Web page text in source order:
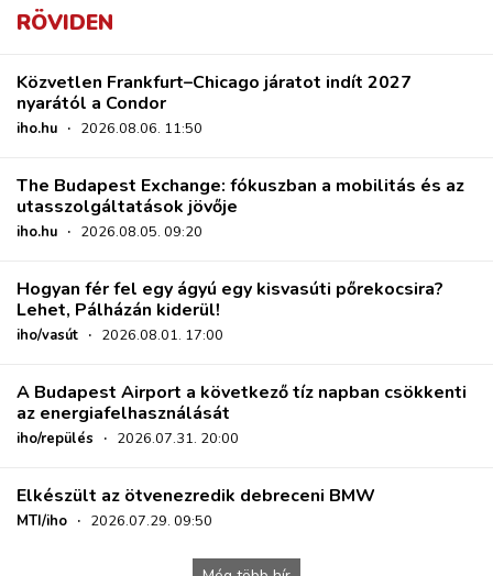
RÖVIDEN
Közvetlen Frankfurt–Chicago járatot indít 2027
nyarától a Condor
iho.hu · 2026.08.06. 11:50
The Budapest Exchange: fókuszban a mobilitás és az
utasszolgáltatások jövője
iho.hu · 2026.08.05. 09:20
Hogyan fér fel egy ágyú egy kisvasúti pőrekocsira?
Lehet, Pálházán kiderül!
iho/vasút · 2026.08.01. 17:00
A Budapest Airport a következő tíz napban csökkenti
az energiafelhasználását
iho/repülés · 2026.07.31. 20:00
Elkészült az ötvenezredik debreceni BMW
MTI/iho · 2026.07.29. 09:50